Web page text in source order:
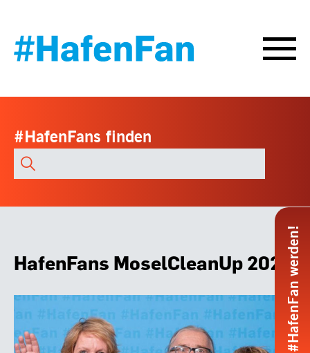
#HafenFan werden!
#HafenFans finden
Alle
HafenFans
HafenFans MoselCleanUp 2024